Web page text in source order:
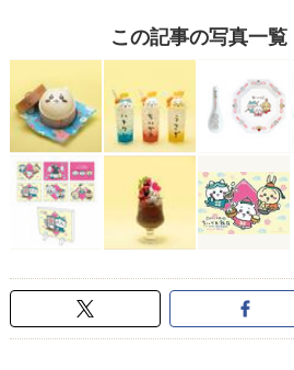
この記事の写真一覧